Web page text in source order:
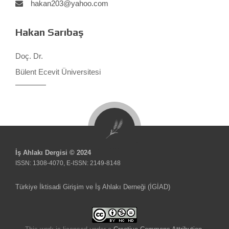
hakan203@yahoo.com
Hakan Sarıbaş
Doç. Dr.
Bülent Ecevit Üniversitesi
İş Ahlakı Dergisi © 2024
ISSN: 1308-4070, E-ISSN: 2149-8148
Türkiye İktisadi Girişim ve İş Ahlakı Derneği (İGİAD)